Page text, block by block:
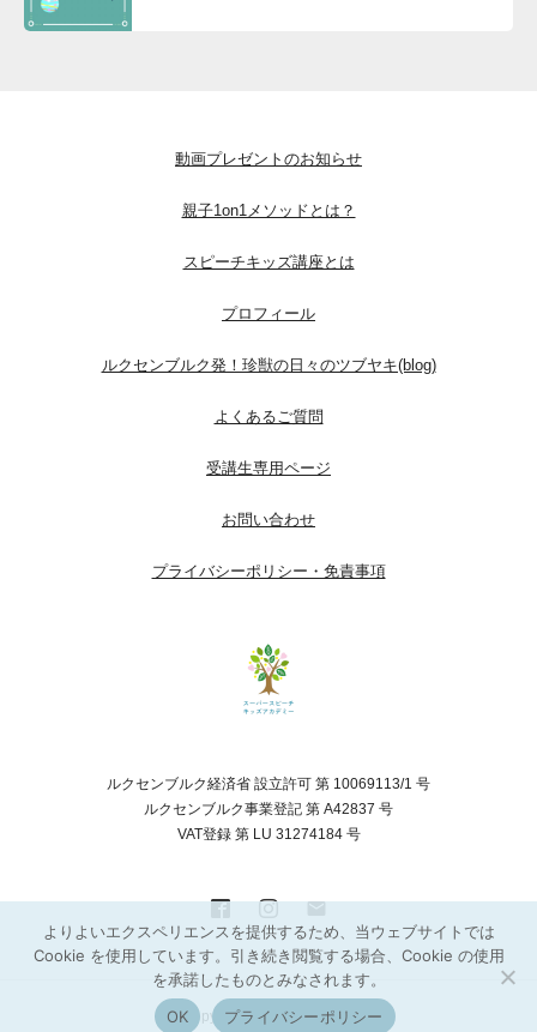
動画プレゼントのお知らせ
親子1on1メソッドとは？
スピーチキッズ講座とは
プロフィール
ルクセンブルク発！珍獣の日々のツブヤキ(blog)
よくあるご質問
受講生専用ページ
お問い合わせ
プライバシーポリシー・免責事項
ルクセンブルク経済省 設立許可 第 10069113/1 号
ルクセンブルク事業登記 第 A42837 号
VAT登録 第 LU 31274184 号
Copyright © Kyoko Tanaka
よりよいエクスペリエンスを提供するため、当ウェブサイトでは
Cookie を使用しています。引き続き閲覧する場合、Cookie の使用
を承諾したものとみなされます。
OK
プライバシーポリシー